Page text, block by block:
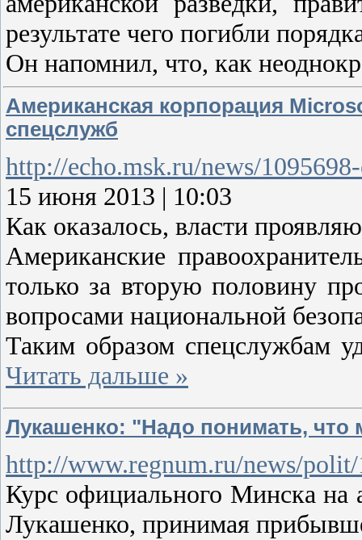
результате чего погибли
Он напомнил, что, как
Американская корпорация
спецслужб
http://echo.msk.ru/news/
15 июня 2013 | 10:03
Как оказалось, власти
Американские
только за вторую половину
вопросами национальной
Таким образом спецслужбам
Читать дальше »
Лукашенко: "Надо понимать,
http://www.regnum.ru/news/
Курс официального Минска на
Лукашенко, принимая